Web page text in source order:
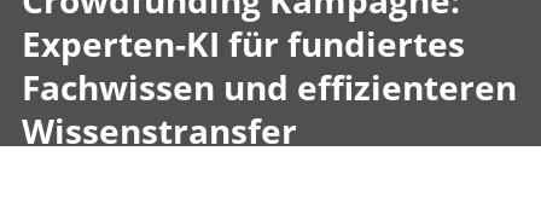
Experten-KI für fundiertes
Fachwissen und effizienteren
Wissenstransfer